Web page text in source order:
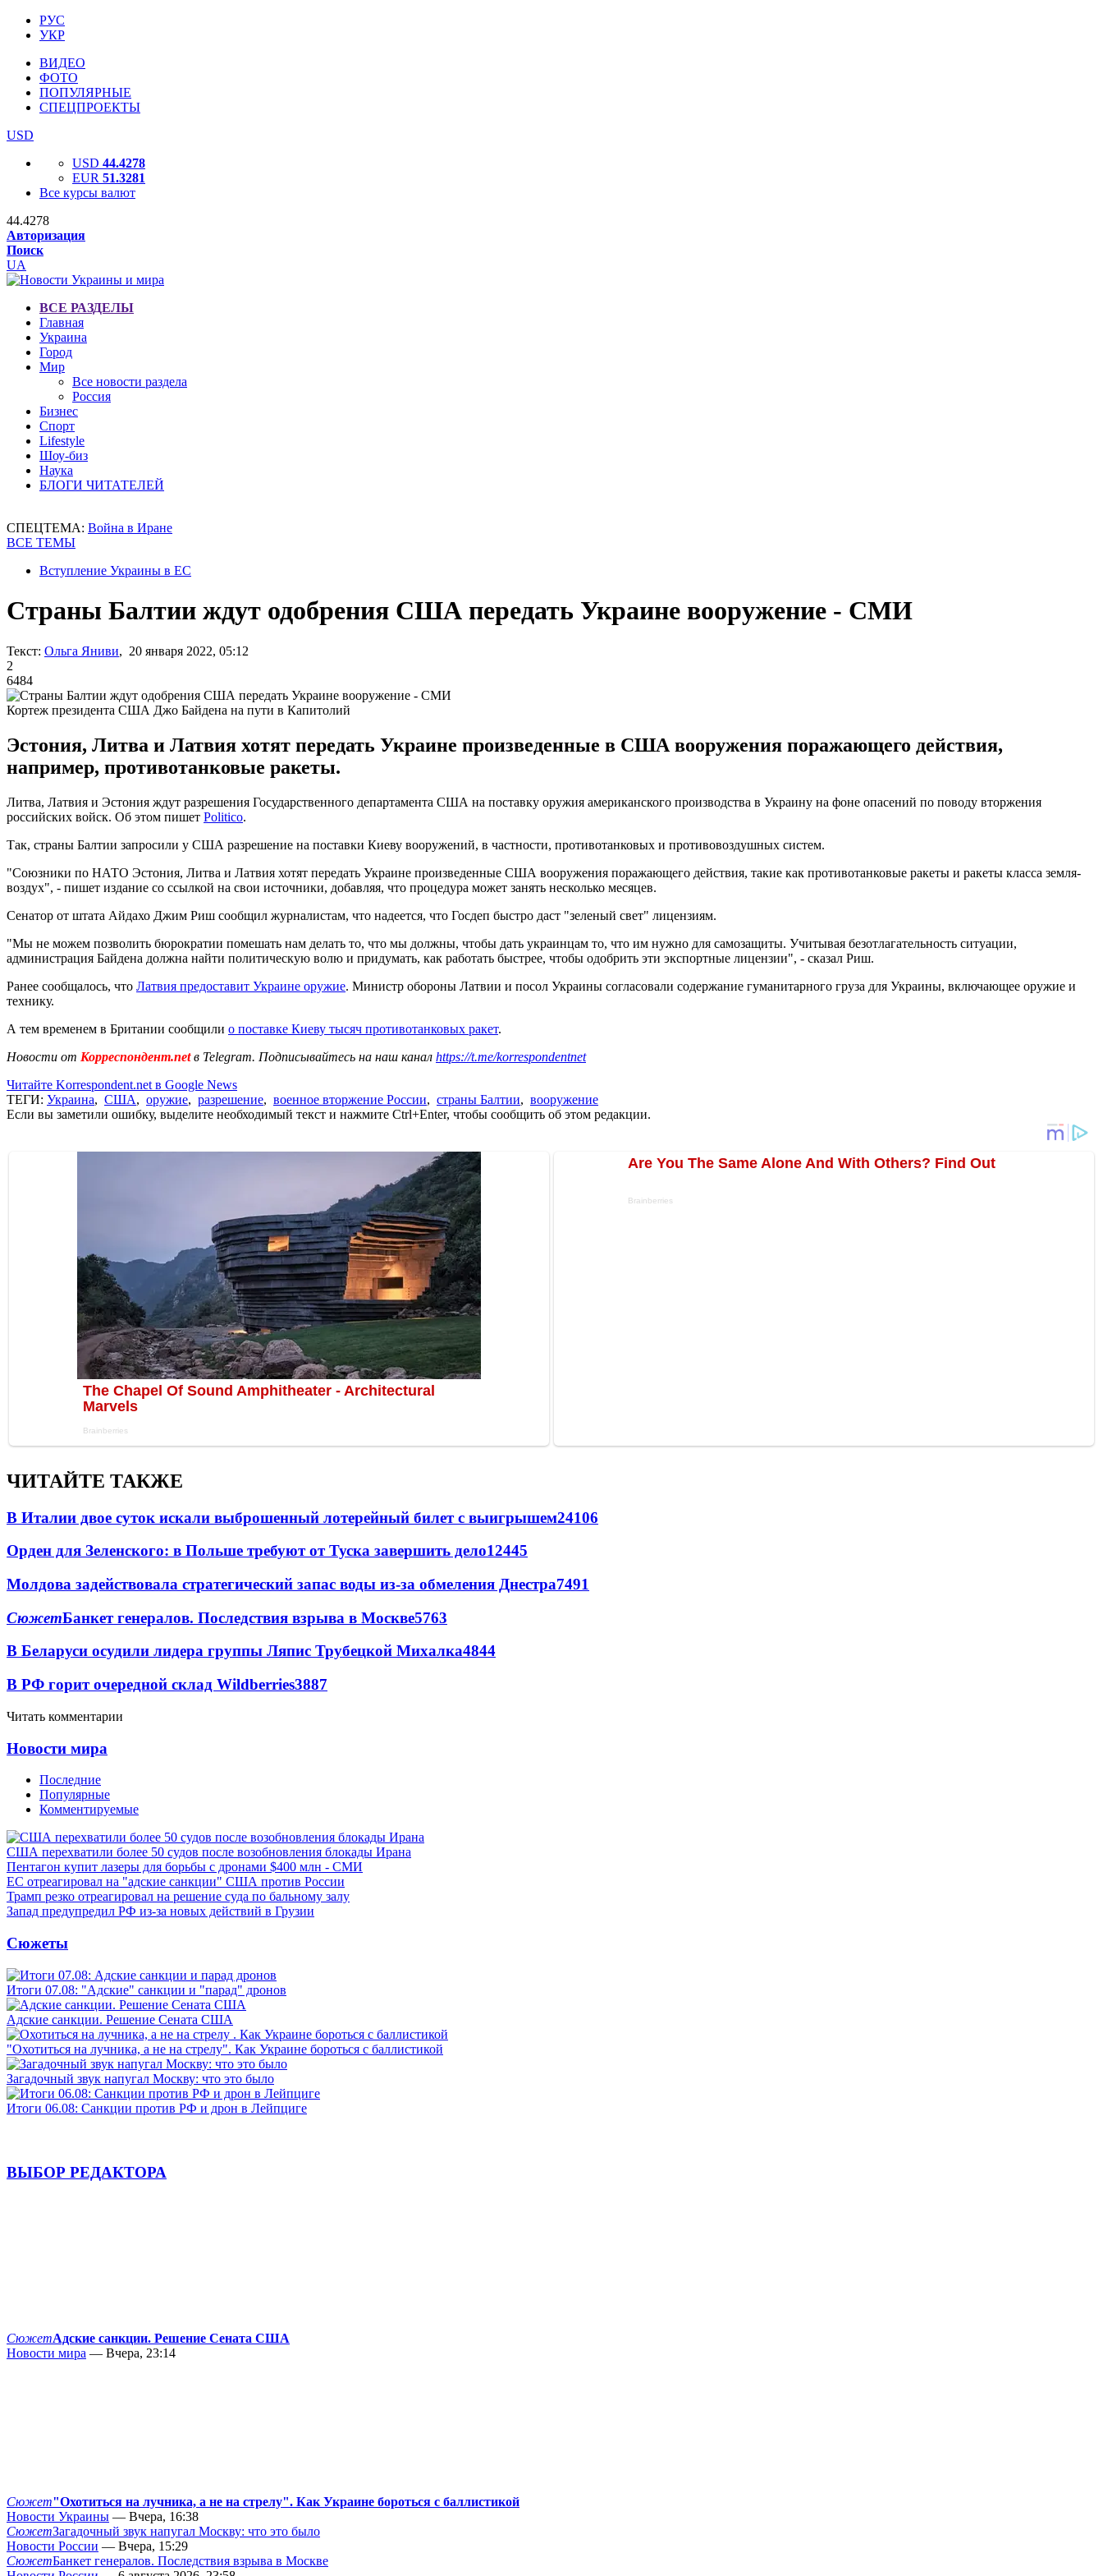
РУС
УКР
ВИДЕО
ФОТО
ПОПУЛЯРНЫЕ
СПЕЦПРОЕКТЫ
USD
USD 44.4278
EUR 51.3281
Все курсы валют
44.4278
Авторизация
Поиск
UA
ВСЕ РАЗДЕЛЫ
Главная
Украина
Город
Мир
Все новости раздела
Россия
Бизнес
Спорт
Lifestyle
Шоу-биз
Наука
БЛОГИ ЧИТАТЕЛЕЙ
СПЕЦТЕМА: Война в Иране
ВСЕ ТЕМЫ
Вступление Украины в ЕС
Страны Балтии ждут одобрения США передать Украине вооружение - СМИ
Текст: Ольга Яниви, 20 января 2022, 05:12
2
6484
Кортеж президента США Джо Байдена на пути в Капитолий
Эстония, Литва и Латвия хотят передать Украине произведенные в США вооружения поражающего действия,
например, противотанковые ракеты.
Литва, Латвия и Эстония ждут разрешения Государственного департамента США на поставку оружия американского производства в Украину на фоне опасений по поводу вторжения
российских войск. Об этом пишет Politico.
Так, страны Балтии запросили у США разрешение на поставки Киеву вооружений, в частности, противотанковых и противовоздушных систем.
"Союзники по НАТО Эстония, Литва и Латвия хотят передать Украине произведенные США вооружения поражающего действия, такие как противотанковые ракеты и ракеты класса земля-
воздух", - пишет издание со ссылкой на свои источники, добавляя, что процедура может занять несколько месяцев.
Сенатор от штата Айдахо Джим Риш сообщил журналистам, что надеется, что Госдеп быстро даст "зеленый свет" лицензиям.
"Мы не можем позволить бюрократии помешать нам делать то, что мы должны, чтобы дать украинцам то, что им нужно для самозащиты. Учитывая безотлагательность ситуации,
администрация Байдена должна найти политическую волю и придумать, как работать быстрее, чтобы одобрить эти экспортные лицензии", - сказал Риш.
Ранее сообщалось, что Латвия предоставит Украине оружие. Министр обороны Латвии и посол Украины согласовали содержание гуманитарного груза для Украины, включающее оружие и
технику.
А тем временем в Британии сообщили о поставке Киеву тысяч противотанковых ракет.
Новости от Корреспондент.netв Telegram. Подписывайтесь на наш канал https://t.me/korrespondentnet
Читайте Korrespondent.net в Google News
ТЕГИ: Украина, США, оружие, разрешение, военное вторжение России, страны Балтии, вооружение
Если вы заметили ошибку, выделите необходимый текст и нажмите Ctrl+Enter, чтобы сообщить об этом редакции.
ЧИТАЙТЕ ТАКЖЕ
В Италии двое суток искали выброшенный лотерейный билет с выигрышем24106
Орден для Зеленского: в Польше требуют от Туска завершить дело12445
Молдова задействовала стратегический запас воды из-за обмеления Днестра7491
СюжетБанкет генералов. Последствия взрыва в Москве5763
В Беларуси осудили лидера группы Ляпис Трубецкой Михалка4844
В РФ горит очередной склад Wildberries3887
Читать комментарии
Новости мира
Последние
Популярные
Комментируемые
США перехватили более 50 судов после возобновления блокады Ирана
Пентагон купит лазеры для борьбы с дронами $400 млн - СМИ
ЕС отреагировал на "адские санкции" США против России
Трамп резко отреагировал на решение суда по бальному залу
Запад предупредил РФ из-за новых действий в Грузии
Сюжеты
Итоги 07.08: "Адские" санкции и "парад" дронов
Адские санкции. Решение Сената США
"Охотиться на лучника, а не на стрелу". Как Украине бороться с баллистикой
Загадочный звук напугал Москву: что это было
Итоги 06.08: Санкции против РФ и дрон в Лейпциге
ВЫБОР РЕДАКТОРА
СюжетАдские санкции. Решение Сената США
Новости мира — Вчера, 23:14
Сюжет"Охотиться на лучника, а не на стрелу". Как Украине бороться с баллистикой
Новости Украины — Вчера, 16:38
СюжетЗагадочный звук напугал Москву: что это было
Новости России — Вчера, 15:29
СюжетБанкет генералов. Последствия взрыва в Москве